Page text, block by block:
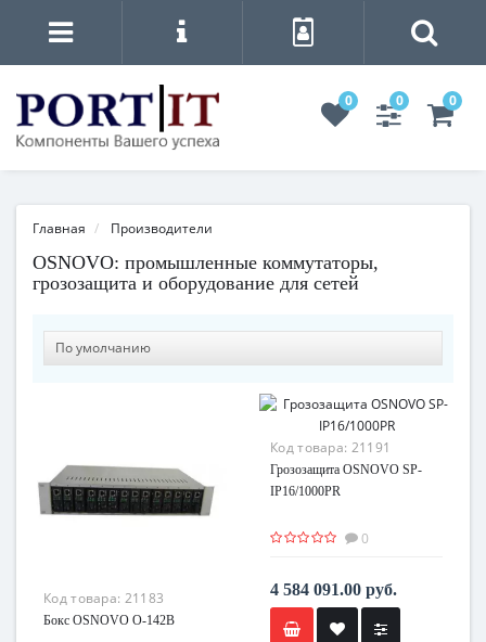
0 0 0
Главная Производители
OSNOVO: промышленные коммутаторы,
грозозащита и оборудование для сетей
Код товара: 21183
Бокс OSNOVO O-142B
Код товара: 21191
Грозозащита OSNOVO SP-
IP16/1000PR
0
4 584 091.00 руб.